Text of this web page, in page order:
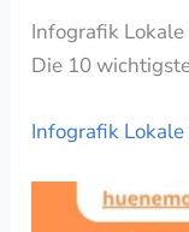
Infografik Lokale
Die 10
Infografik